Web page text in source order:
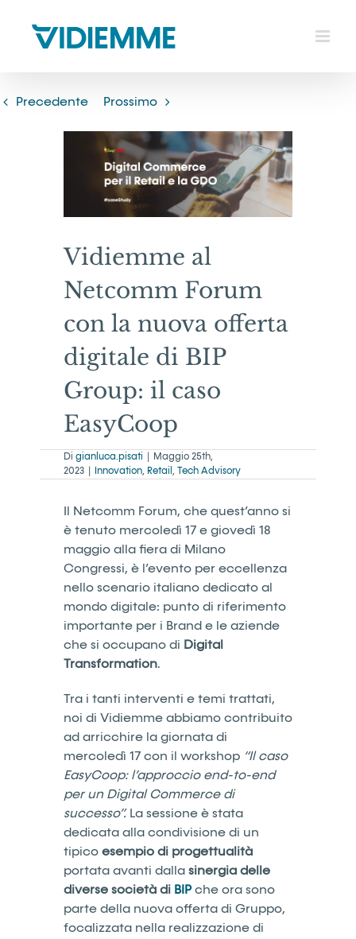
contenuto
Precedente Prossimo
Vidiemme al
Netcomm Forum
con la nuova offerta
digitale di BIP
Group: il caso
EasyCoop
Di gianluca.pisati
Maggio 25th,
2023
Innovation, Retail , Tech Advisory
Il Netcomm Forum, che quest’anno si
è tenuto mercoledì 17 e giovedì 18
maggio alla fiera di Milano
Congressi, è l’evento per eccellenza
nello scenario italiano dedicato al
mondo digitale: punto di riferimento
importante per i Brand e le aziende
che si occupano di Digital
Transformation.
Tra i tanti interventi e temi trattati,
noi di Vidiemme abbiamo contribuito
ad arricchire la giornata di
mercoledì 17 con il workshop “Il caso
EasyCoop: l’approccio end-to-end
per un Digital Commerce di
successo”. La sessione è stata
dedicata alla condivisione di un
tipico esempio di progettualità
portata avanti dalla sinergia delle
diverse società di BIP che ora sono
parte della nuova offerta di Gruppo,
focalizzata nella realizzazione di